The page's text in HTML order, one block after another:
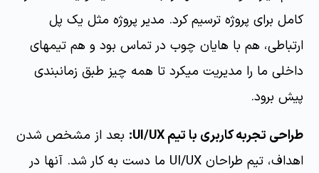
کامل برای پروژه ترسیم کرد. مدیر پروژه مثل یک پل
ارتباطی، هم با هایان چوب در تماس بود و هم تیمهای
داخلی ما را مدیریت میکرد تا همه چیز طبق زمانبندی
پیش برود.
طراحی تجربه کاربری با تیم UI/UX:
بعد از مشخص شدن
اهداف، تیم طراحان UI/UX ما دست به کار شد. آنها در